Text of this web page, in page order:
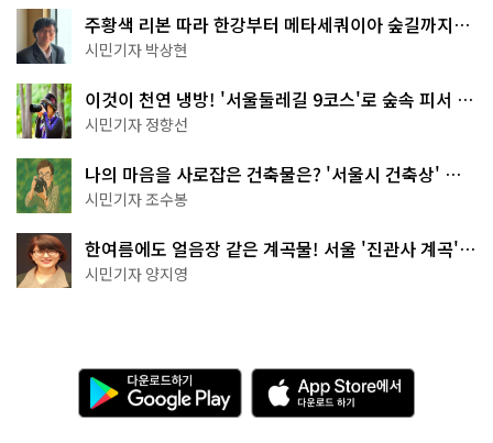
주황색 리본 따라 한강부터 메타세쿼이아 숲길까지…
서울둘레길 15코스
시민기자 박상현
이것이 천연 냉방! '서울둘레길 9코스'로 숲속 피서 떠
나볼까
시민기자 정향선
나의 마음을 사로잡은 건축물은? '서울시 건축상' 수
상작 공개!
시민기자 조수봉
한여름에도 얼음장 같은 계곡물! 서울 '진관사 계곡'이
천국이네~
시민기자 양지영
다
운
로
A
p
p